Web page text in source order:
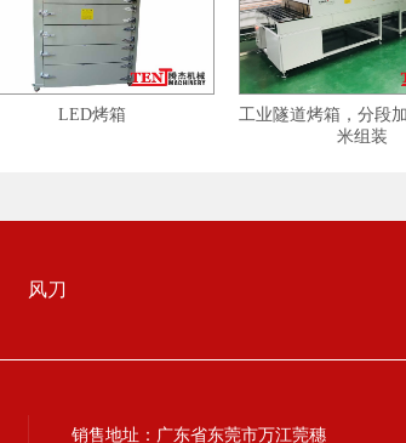
工业隧道烤箱，分段加热，每段2
风刀
销售地址：广东省东莞市万江莞穗